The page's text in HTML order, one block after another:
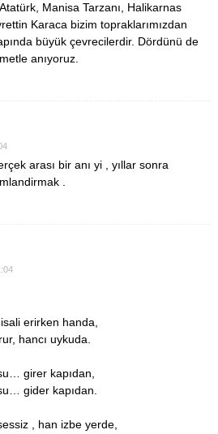
Manisa Tarzanı, Halikarnas
Karaca bizim topraklarımızdan
büyük çevrecilerdir. Dördünü de
anıyoruz.
arası bir anı yi , yıllar sonra
.
erirken handa,
hancı uykuda.
girer kapıdan,
gider kapıdan.
, han izbe yerde,